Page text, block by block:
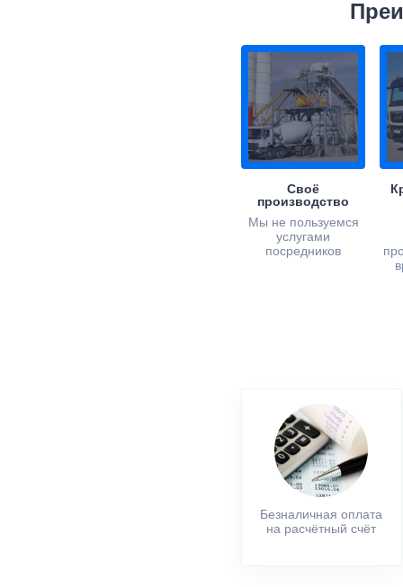
Своё
производство
Мы не пользуемся
услугами
посредников
Безналичная оплата
на расчётный счёт